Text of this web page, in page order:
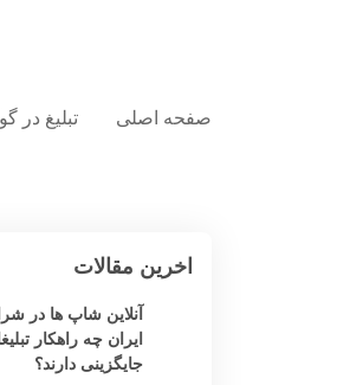
صفحه اصلی تبلیغ در
اخرین مقالات
آنلاین شاپ ها در
ایران چه راهکار
جایگزینی دارند؟